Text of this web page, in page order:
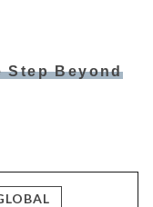
Step Beyond